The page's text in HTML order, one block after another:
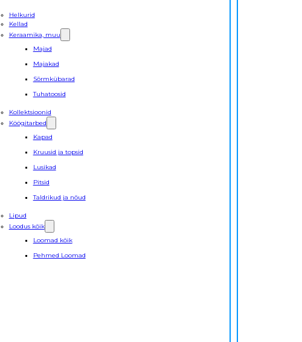
Helkurid
Kellad
Keraamika, muu
Majad
Majakad
Sõrmkübarad
Tuhatoosid
Kollektsioonid
Köögitarbed
Kapad
Kruusid ja topsid
Lusikad
Pitsid
Taldrikud ja nõud
Lipud
Loodus kõik
Loomad kõik
Pehmed Loomad